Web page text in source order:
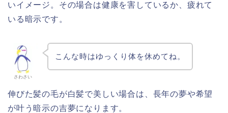
いイメージ。その場合は健康を害しているか、疲れて
いる暗示です。
さわさい
こんな時はゆっくり体を休めてね。
伸びた髪の毛が白髪で美しい場合は、長年の夢や希望
が叶う暗示の吉夢になります。